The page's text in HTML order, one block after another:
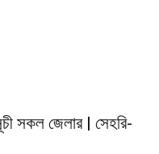
সকল জেলার | সেহরি-